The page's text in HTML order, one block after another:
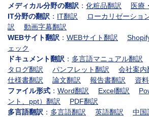
メディカル分野の翻訳 ： 化粧品翻訳
医療
IT分野の翻訳 ： IT翻訳
ローカリゼーショ
訳
動画字幕翻訳
WEBサイト翻訳 ： WEBサイト翻訳
ェック
ドキュメント翻訳 ： 多言語マニュアル翻訳
タログ翻訳
パンフレット翻訳 会社案内
仕様書翻訳
論文翻訳 報告書翻訳
資
ファイル形式 ： Word翻訳 Excel翻訳
ント、ppt）翻訳
PDF翻訳
多言語翻訳 ： 多言語翻訳 英語翻訳 中国